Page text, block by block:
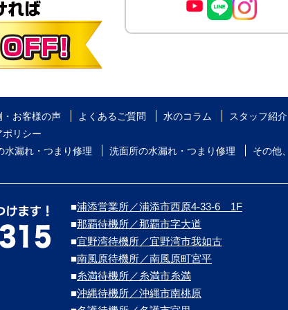
・お客様の声 よくあるご質問 水のコラム
スタッフ紹介
ポリシー
水漏れ・つまり修理 洗面所の水漏れ・つまり修理
その他、
■浦添営業所／浦添市西原4-33-6 1F
■那覇待機所／那覇市字大道
■宜野湾待機所／宜野湾市我如古
■南風原待機所／南風原町宮平
■糸満待機所／糸満市糸満
■沖縄待機所／沖縄市南桃原